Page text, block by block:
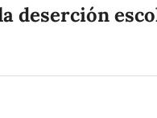
deserción